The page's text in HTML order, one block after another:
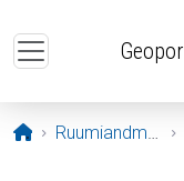
Avaleht
Ruumiandmed